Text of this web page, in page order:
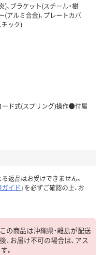
、ブラケット(スチール・樹
(アルミ合金)、プレートカバ
チック)
ード式(スプリング)操作●付属
返品はお受けできません。
ガイド 」を必ずご確認の上、お
の商品は沖縄県・離島が配送
、お届け不可の場合は、アス
。